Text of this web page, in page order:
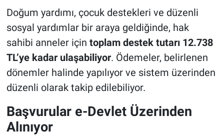
Doğum yardımı, çocuk destekleri ve düzenli
sosyal yardımlar bir araya geldiğinde, hak
sahibi anneler için toplam destek tutarı 12.738
TL’ye kadar ulaşabiliyor. Ödemeler, belirlenen
dönemler halinde yapılıyor ve sistem üzerinden
düzenli olarak takip edilebiliyor.
Başvurular e-Devlet Üzerinden
Alınıyor